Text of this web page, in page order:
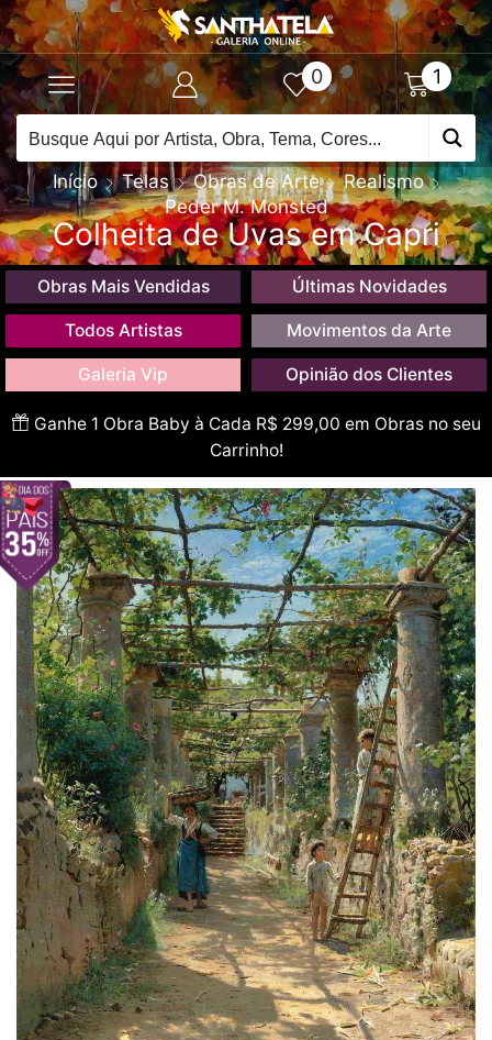
0 1
Início Telas Obras de Arte
Realismo
Peder M. Monsted
Colheita de Uvas em Capri
Obras Mais Vendidas Últimas Novidades
Todos Artistas Movimentos da Arte
Galeria Vip Opinião dos Clientes
Ganhe 1 Obra Baby à Cada R$ 299,00 em Obras no seu
Carrinho!